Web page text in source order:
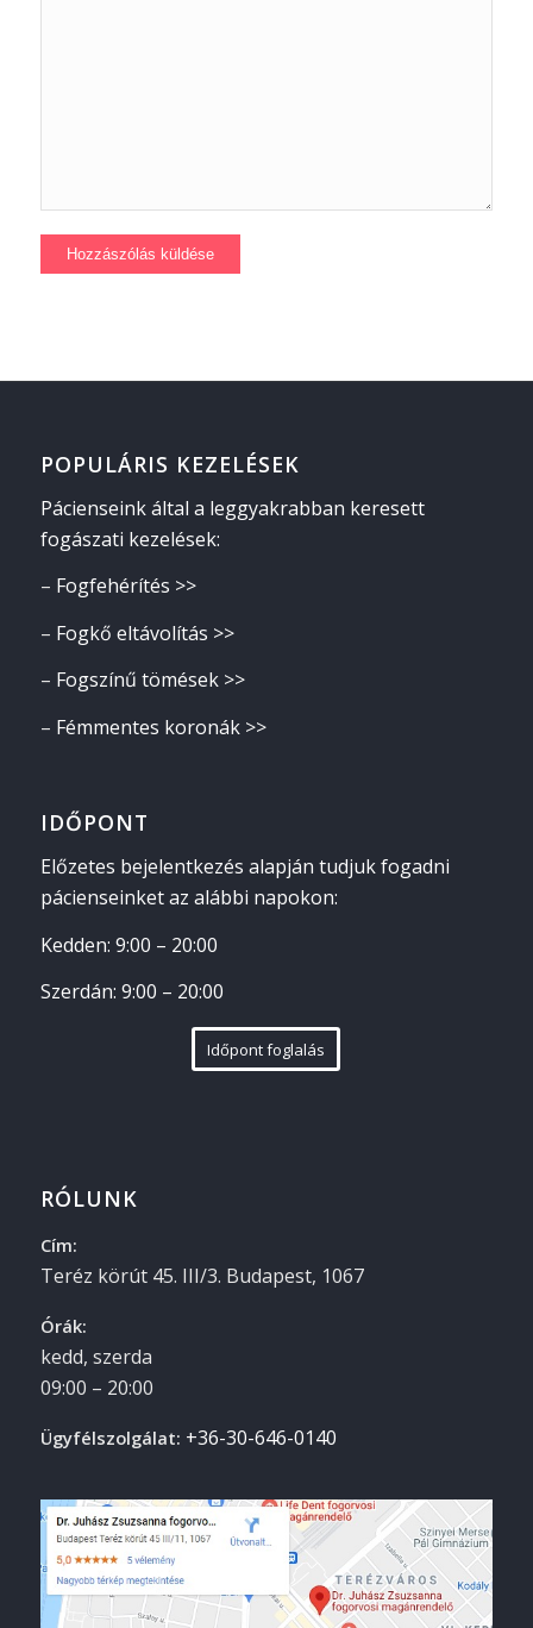
POPULÁRIS KEZELÉSEK
Pácienseink által a leggyakrabban keresett
fogászati kezelések:
– Fogfehérítés >>
– Fogkő eltávolítás >>
– Fogszínű tömések >>
– Fémmentes koronák >>
IDŐPONT
Előzetes bejelentkezés alapján tudjuk fogadni
pácienseinket az alábbi napokon:
Kedden: 9:00 – 20:00
Szerdán: 9:00 – 20:00
Időpont foglalás
RÓLUNK
Cím:
Teréz körút 45. III/3. Budapest, 1067
Órák:
kedd, szerda
09:00 – 20:00
Ügyfélszolgálat: +36-30-646-0140